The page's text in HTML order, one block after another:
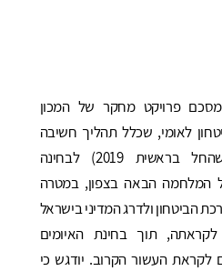
פרויקט מחקר של המכון
לאומי, שכלל תהליך חשיבה
ממושך (שהחל בראשית 2019) לבחינה
המלחמה הבאה בצפון, במטרה
הביטחון ולדרג המדיני בישראל
לקראתה, תוך בחינת האיומים
העשור הקרוב. יודגש כי